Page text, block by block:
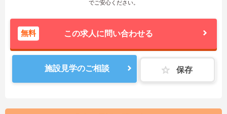
でご安心ください。
無料 この求人に問い合わせる
施設見学のご相談 保存